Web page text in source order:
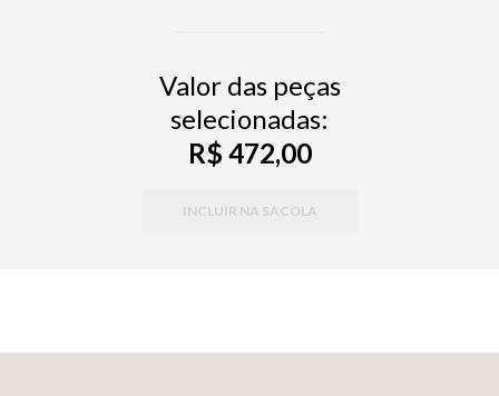
Valor das peças
selecionadas:
R$ 472,00
INCLUIR NA SACOLA